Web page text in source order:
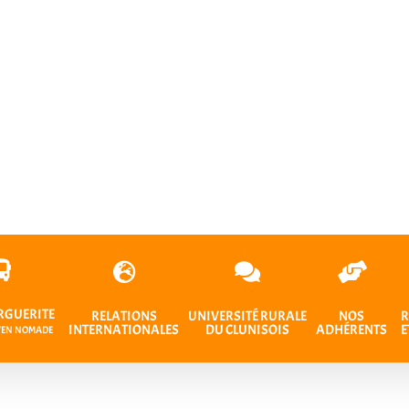
NOMADE
RELATIONS
INTERNATIONALES
UNIVERSITÉ RURALE
DU CLUNISOIS
NOS
ADHÉRENTS